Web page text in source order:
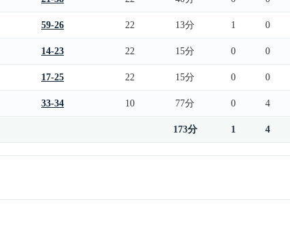
59-26 22 13分 1 0
14-23 22 15分 0 0
17-25 22 15分 0 0
33-34 10 77分 0 4
173分 1 4